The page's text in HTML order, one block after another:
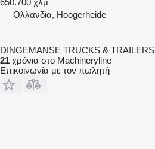
Ολλανδία, Hoogerheide
DINGEMANSE TRUCKS & TRAILERS
21 χρόνια στο Machineryline
Επικοινωνία με τον πωλητή